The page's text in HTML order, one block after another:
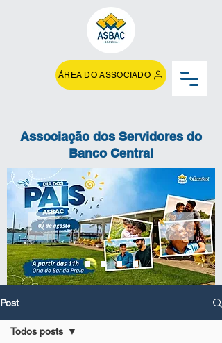
ÁREA DO ASSOCIADO
Associação dos Servidores do
Banco Central
Post
Todos posts